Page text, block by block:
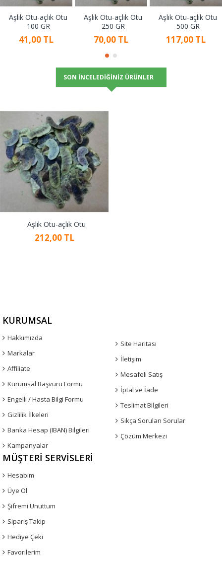
Aşlık Otu-açlık Otu
100 GR
41,00 TL
Aşlık Otu-açlık Otu
250 GR
70,00 TL
Aşlık Otu-açlık Otu
500 GR
117,00 TL
SON İNCELEDIĞINIZ ÜRÜNLER
Aşlık Otu-açlık Otu
212,00 TL
KURUMSAL
Hakkımızda
Markalar
Affiliate
Kurumsal Başvuru Formu
Engelli / Hasta Bilgi Formu
Gizlilik İlkeleri
Banka Hesap (IBAN) Bilgileri
Kampanyalar
Site Haritası
İletişim
Mesafeli Satış
İptal ve İade
Teslimat Bilgileri
Sıkça Sorulan Sorular
Çözüm Merkezi
MÜŞTERI SERVISLERI
Hesabım
Üye Ol
Şifremi Unuttum
Sipariş Takip
Hediye Çeki
Favorilerim